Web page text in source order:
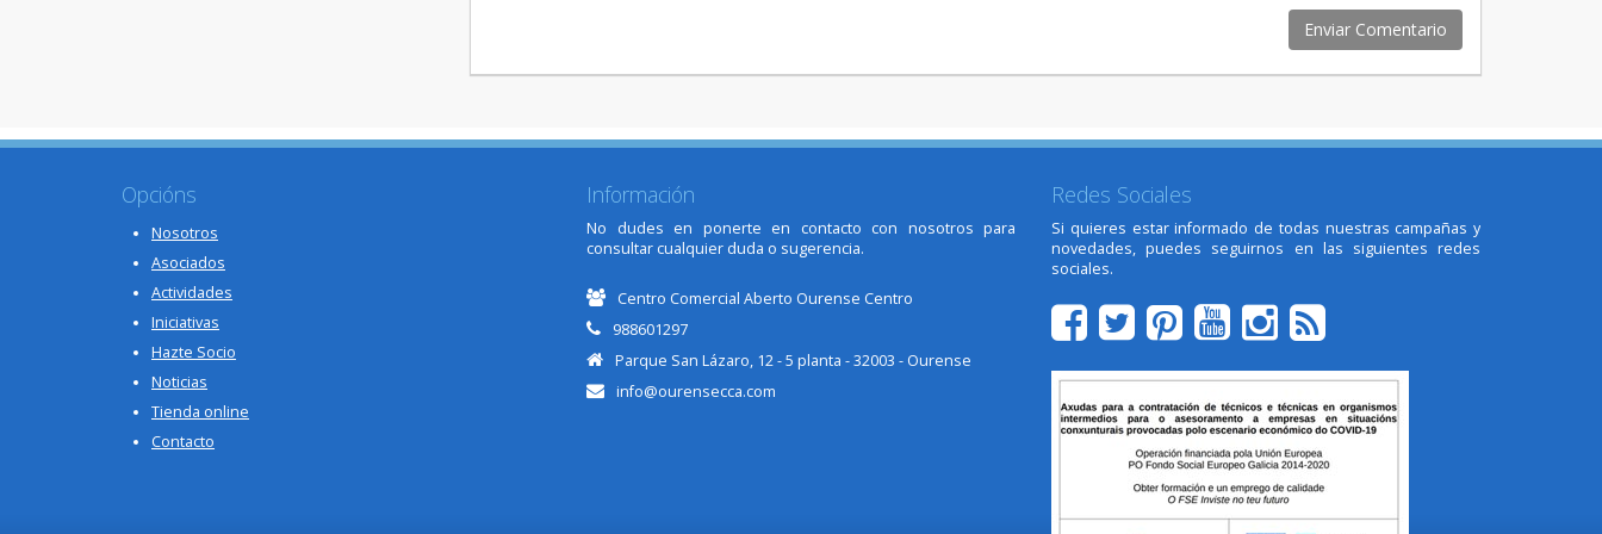
Opcións
Nosotros
Asociados
Actividades
Iniciativas
Hazte Socio
Noticias
Tienda online
Contacto
Información
No dudes en ponerte en contacto con nosotros para
consultar cualquier duda o sugerencia.
Centro Comercial Aberto Ourense Centro
988601297
Parque San Lázaro, 12 - 5 planta - 32003 - Ourense
info@ourensecca.com
Redes Sociales
Si quieres estar informado de todas nuestras campañas y
novedades, puedes seguirnos en las siguientes redes
sociales.